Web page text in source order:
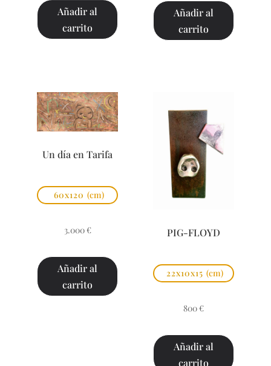
Añadir al
carrito
Añadir al
carrito
Un día en Tarifa
60x120 (cm)
3.000 €
Añadir al
carrito
PIG-FLOYD
22x10x15 (cm)
800 €
Añadir al
carrito